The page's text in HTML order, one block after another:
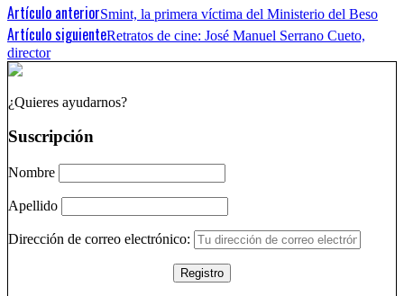
Artículo anteriorSmint, la primera víctima del Ministerio del Beso
Artículo siguienteRetratos de cine: José Manuel Serrano Cueto,
director
¿Quieres ayudarnos?
Suscripción
Nombre
Apellido
Dirección de correo electrónico: